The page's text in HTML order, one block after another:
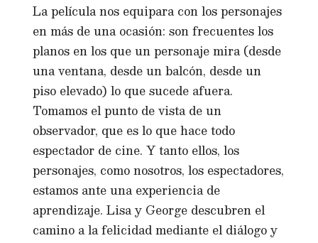
La película nos equipara con los personajes
en más de una ocasión: son frecuentes los
planos en los que un personaje mira (desde
una ventana, desde un balcón, desde un
piso elevado) lo que sucede afuera.
Tomamos el punto de vista de un
observador, que es lo que hace todo
espectador de cine. Y tanto ellos, los
personajes, como nosotros, los espectadores,
estamos ante una experiencia de
aprendizaje. Lisa y George descubren el
camino a la felicidad mediante el diálogo y